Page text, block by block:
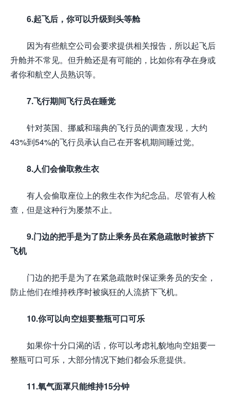
6.起飞后，你可以升级到头等舱
因为有些航空公司会要求提供相关报告，所以起飞后
升舱并不常见。但升舱还是有可能的，比如你有孕在身或
者你和航空人员熟识等。
7.飞行期间飞行员在睡觉
针对英国、挪威和瑞典的飞行员的调查发现，大约
43%到54%的飞行员承认自己在开客机期间睡过觉。
8.人们会偷取救生衣
有人会偷取座位上的救生衣作为纪念品。尽管有人检
查，但是这种行为屡禁不止。
9.门边的把手是为了防止乘务员在紧急疏散时被挤下
飞机
门边的把手是为了在紧急疏散时保证乘务员的安全，
防止他们在维持秩序时被疯狂的人流挤下飞机。
10.你可以向空姐要整瓶可口可乐
如果你十分口渴的话，你可以考虑礼貌地向空姐要一
整瓶可口可乐，大部分情况下她们都会乐意提供。
11.氧气面罩只能维持15分钟